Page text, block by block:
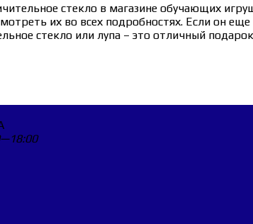
стекло в магазине обучающих
их во всех подробностях. Если он
стекло или лупа – это отличный